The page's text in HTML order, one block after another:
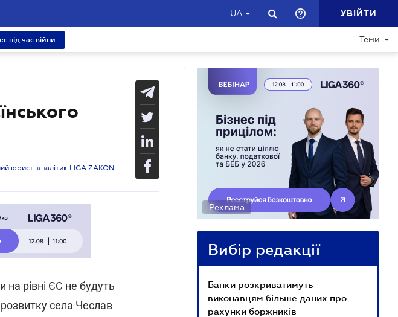
UA УВІЙТИ
під час війни Теми
юрист-аналітик LIGA ZAKON
на рівні ЄС не будуть
розвитку села Чеслав
Реклама
Вибір редакції
Банки розкриватимуть
виконавцям більше даних про
рахунки боржників